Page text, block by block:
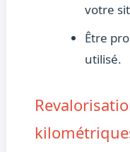
votre
Être
utilisé.